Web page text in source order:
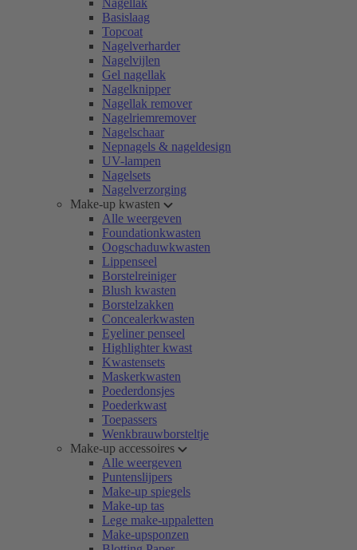
Nagellak
Basislaag
Topcoat
Nagelverharder
Nagelvijlen
Gel nagellak
Nagelknipper
Nagellak remover
Nagelriemremover
Nagelschaar
Nepnagels & nageldesign
UV-lampen
Nagelsets
Nagelverzorging
Make-up kwasten
Alle weergeven
Foundationkwasten
Oogschaduwkwasten
Lippenseel
Borstelreiniger
Blush kwasten
Borstelzakken
Concealerkwasten
Eyeliner penseel
Highlighter kwast
Kwastensets
Maskerkwasten
Poederdonsjes
Poederkwast
Toepassers
Wenkbrauwborsteltje
Make-up accessoires
Alle weergeven
Puntenslijpers
Make-up spiegels
Make-up tas
Lege make-uppaletten
Make-upsponzen